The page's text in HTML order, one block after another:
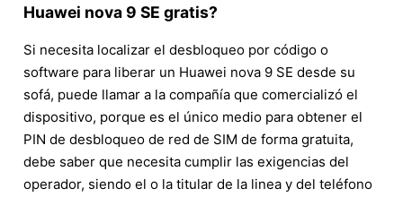
Huawei nova 9 SE gratis?
Si necesita localizar el desbloqueo por código o
software para liberar un Huawei nova 9 SE desde su
sofá, puede llamar a la compañía que comercializó el
dispositivo, porque es el único medio para obtener el
PIN de desbloqueo de red de SIM de forma gratuita,
debe saber que necesita cumplir las exigencias del
operador, siendo el o la titular de la linea y del teléfono